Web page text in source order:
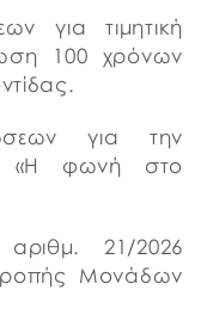
για τιμητική
100 χρόνων
για την
«Η φωνή στο
21/2026
Μονάδων